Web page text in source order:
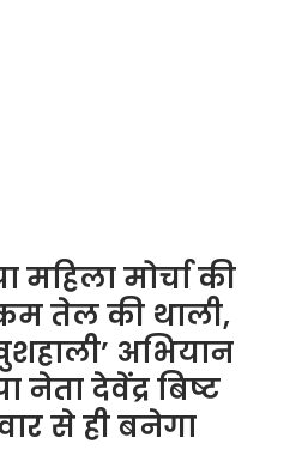
महिला मोर्चा की
तेल की थाली,
अभियान
देवेंद्र बिष्ट
से ही बनेगा